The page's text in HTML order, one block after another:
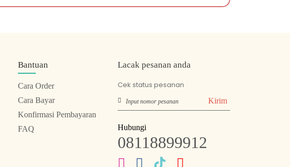
Bantuan
Cara Order
Cara Bayar
Konfirmasi Pembayaran
FAQ
Lacak pesanan anda
Cek status pesanan
Kirim
Hubungi
08118899912